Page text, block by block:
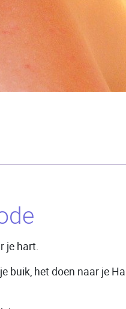
je hart.
buik, het doen naar je